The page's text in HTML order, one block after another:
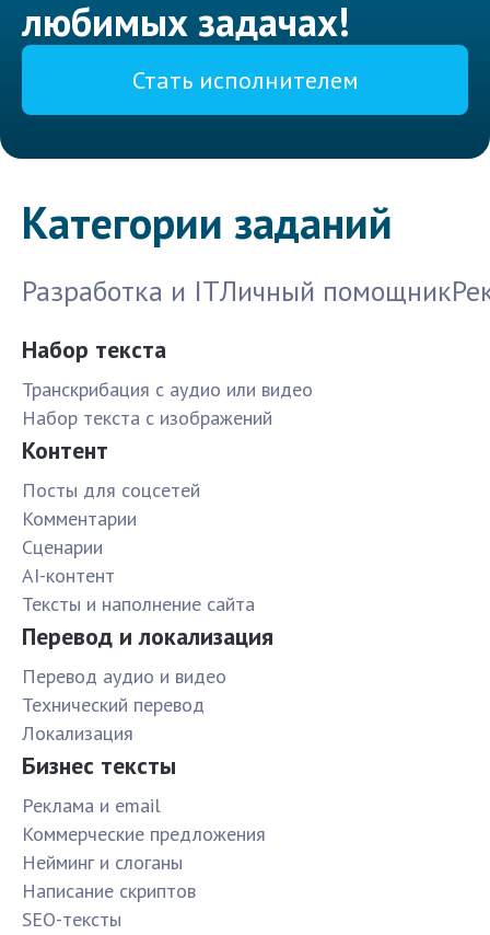
любимых задачах!
Стать исполнителем
Категории заданий
Разработка и ITЛичный помощник
Набор текста
Транскрибация с аудио или видео
Набор текста с изображений
Контент
Посты для соцсетей
Комментарии
Сценарии
AI-контент
Тексты и наполнение сайта
Перевод и локализация
Перевод аудио и видео
Технический перевод
Локализация
Бизнес тексты
Реклама и email
Коммерческие предложения
Нейминг и слоганы
Написание скриптов
SEO-тексты